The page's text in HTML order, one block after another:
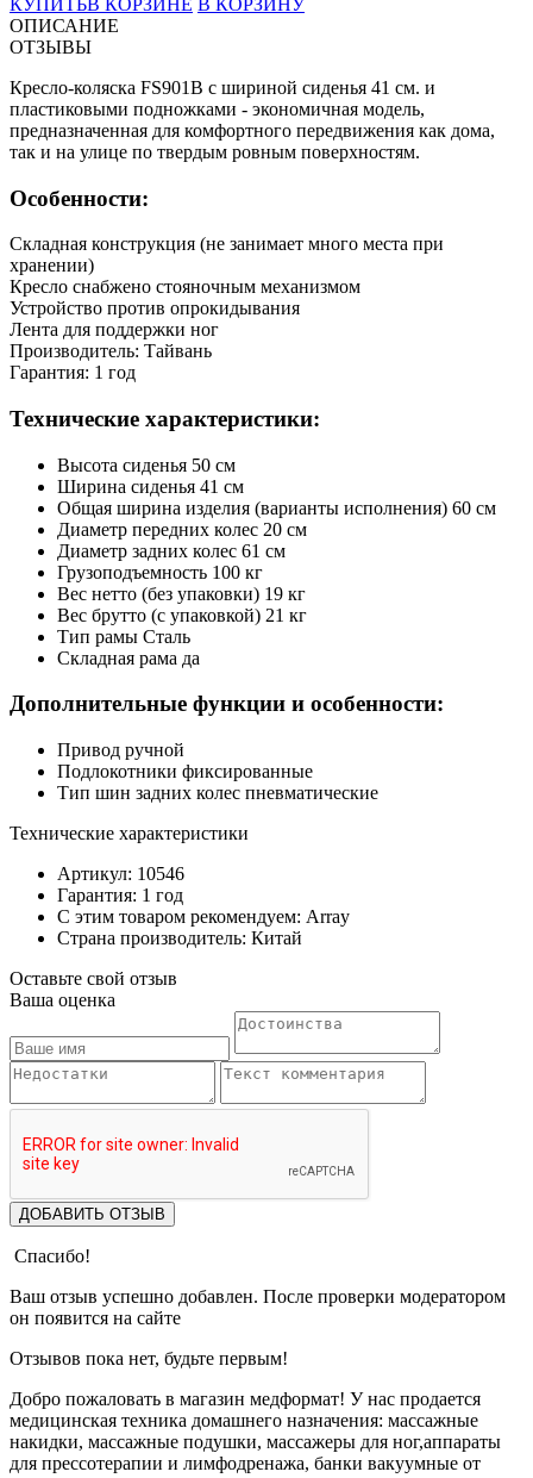
ОПИСАНИЕ
ОТЗЫВЫ
Кресло-коляска FS901B с шириной сиденья 41 см. и
пластиковыми подножками - экономичная модель,
предназначенная для комфортного передвижения как дома,
так и на улице по твердым ровным поверхностям.
Особенности:
Складная конструкция (не занимает много места при
хранении)
Кресло снабжено стояночным механизмом
Устройство против опрокидывания
Лента для поддержки ног
Производитель: Тайвань
Гарантия: 1 год
Технические характеристики:
Высота сиденья 50 см
Ширина сиденья 41 см
Общая ширина изделия (варианты исполнения) 60 см
Диаметр передних колес 20 см
Диаметр задних колес 61 см
Грузоподъемность 100 кг
Вес нетто (без упаковки) 19 кг
Вес брутто (с упаковкой) 21 кг
Тип рамы Сталь
Складная рама да
Дополнительные функции и особенности:
Привод ручной
Подлокотники фиксированные
Тип шин задних колес пневматические
Технические характеристики
Артикул: 10546
Гарантия: 1 год
С этим товаром рекомендуем: Array
Страна производитель: Китай
Оставьте свой отзыв
Ваша оценка
ДОБАВИТЬ ОТЗЫВ
Спасибо!
Ваш отзыв успешно добавлен. После проверки модератором
он появится на сайте
Отзывов пока нет, будьте первым!
Добро пожаловать в магазин медформат! У нас продается
медицинская техника домашнего назначения: массажные
накидки, массажные подушки, массажеры для ног,аппараты
для прессотерапии и лимфодренажа, банки вакуумные от